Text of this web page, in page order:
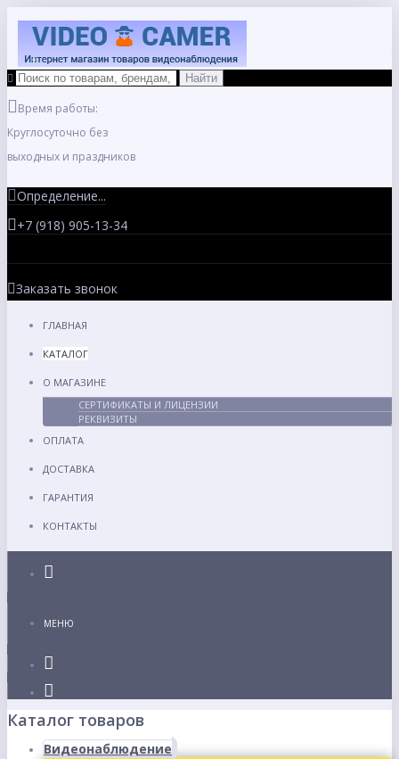
Время работы:
Круглосуточно без
выходных и праздников
Определение...
+7 (918) 905-13-34
Заказать звонок
ГЛАВНАЯ
КАТАЛОГ
О МАГАЗИНЕ
СЕРТИФИКАТЫ И ЛИЦЕНЗИИ
РЕКВИЗИТЫ
ОПЛАТА
ДОСТАВКА
ГАРАНТИЯ
КОНТАКТЫ
МЕНЮ
Каталог товаров
Видеонаблюдение